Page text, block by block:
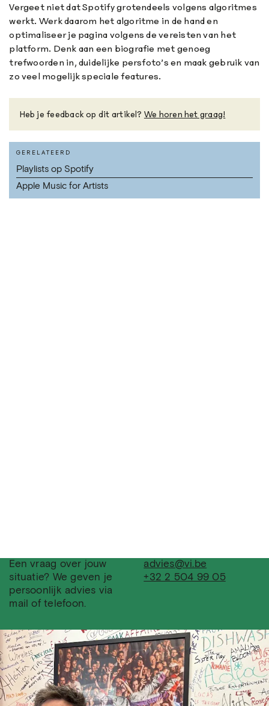
Vergeet niet dat Spotify grotendeels volgens algoritmes
werkt. Werk daarom het algoritme in de hand en
optimaliseer je pagina volgens de vereisten van het
platform. Denk aan een biografie met genoeg
trefwoorden in, duidelijke persfoto’s en maak gebruik van
zo veel mogelijk speciale features.
Heb je feedback op dit artikel? We horen het graag!
GERELATEERD
Playlists op Spotify
Apple Music for Artists
Een vraag over jouw
situatie? We geven je
persoonlijk advies via
mail of telefoon.
advies@vi.be
+32 2 504 99 05